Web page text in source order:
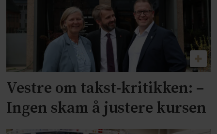
Vestre om takst-kritikken: –
Ingen skam å justere kursen